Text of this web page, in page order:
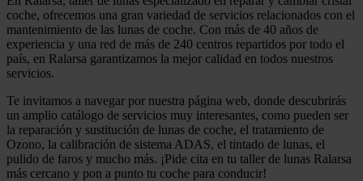
coche, ofrecemos una gran variedad de servicios relacionados con el
mantenimiento de las lunas de coche. Con más de 40 años de
experiencia y una red de más de 240 centros repartidos por todo el
país, en Ralarsa garantizamos la mejor calidad en todos nuestros
servicios.
Te invitamos a navegar por nuestra página web, donde descubrirás
un amplio catálogo de servicios muy interesantes, como pueden ser
la reparación y sustitución de lunas de coche, el tratamiento de
Ozono, la calibración de sistema ADAS, el tintado de lunas, el
pulido de faros y mucho más. ¡Pide cita en tu taller de lunas Ralarsa
más cercano y pon a punto tu coche para conducir!